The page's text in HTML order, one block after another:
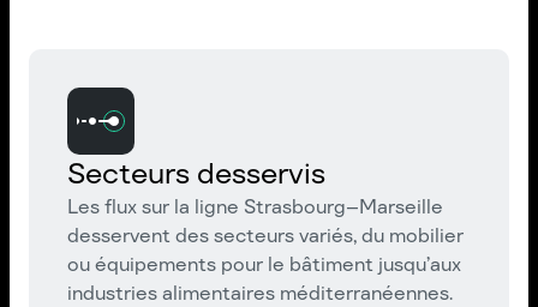
Secteurs desservis
Les flux sur la ligne Strasbourg–Marseille
desservent des secteurs variés, du mobilier
ou équipements pour le bâtiment jusqu’aux
industries alimentaires méditerranéennes.